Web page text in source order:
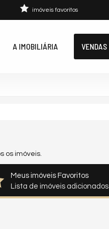
imóveis favoritos
A IMOBILIÁRIA VENDAS
os imóveis.
Meus imóveis Favoritos
Lista de imóveis adicionados